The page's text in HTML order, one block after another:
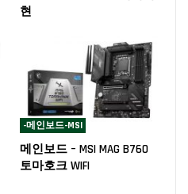
현
-메인보드-MSI
메인보드 – MSI MAG B760
토마호크 WIFI